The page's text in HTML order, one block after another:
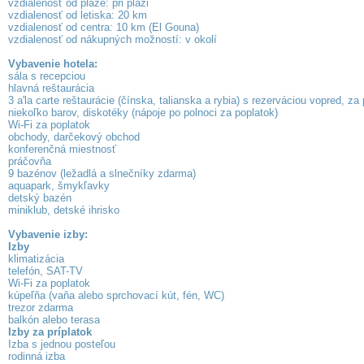
vzdialenosť od pláže: pri pláži
vzdialenosť od letiska: 20 km
vzdialenosť od centra: 10 km (El Gouna)
vzdialenosť od nákupných možností: v okolí
Vybavenie hotela:
sála s recepciou
hlavná reštaurácia
3 a'la carte reštaurácie (čínska, talianska a rybia) s rezerváciou vopred, za
niekoľko barov, diskotéky (nápoje po polnoci za poplatok)
Wi-Fi za poplatok
obchody, darčekový obchod
konferenčná miestnosť
práčovňa
9 bazénov (ležadlá a slnečníky zdarma)
aquapark, šmykľavky
detský bazén
miniklub, detské ihrisko
Vybavenie izby:
Izby
klimatizácia
telefón, SAT-TV
Wi-Fi za poplatok
kúpeľňa (vaňa alebo sprchovací kút, fén, WC)
trezor zdarma
balkón alebo terasa
Izby za príplatok
Izba s jednou posteľou
rodinná izba